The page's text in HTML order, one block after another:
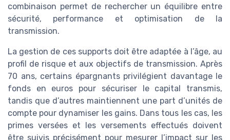
combinaison permet de rechercher un équilibre entre
sécurité, performance et optimisation de la
transmission.
La gestion de ces supports doit être adaptée à l’âge, au
profil de risque et aux objectifs de transmission. Après
70 ans, certains épargnants privilégient davantage le
fonds en euros pour sécuriser le capital transmis,
tandis que d’autres maintiennent une part d’unités de
compte pour dynamiser les gains. Dans tous les cas, les
primes versées et les versements effectués doivent
être suivis précisément pour mesurer l’impact sur les